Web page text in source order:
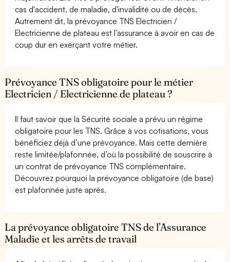
cas d'accident, de maladie, d'invalidité ou de décès.
Autrement dit, la prévoyance TNS Electricien /
Electricienne de plateau est l’assurance à avoir en cas de
coup dur en exerçant votre métier.
Prévoyance TNS obligatoire pour le métier
Electricien / Electricienne de plateau ?
Il faut savoir que la Sécurité sociale a prévu un régime
obligatoire pour les TNS. Grâce à vos cotisations, vous
bénéficiez déjà d’une prévoyance. Mais cette dernière
reste limitée/plafonnée, d’où la possibilité de souscrire à
un contrat de prévoyance TNS complémentaire.
Découvrez pourquoi la prévoyance obligatoire (de base)
est plafonnée juste après.
La prévoyance obligatoire TNS de l’Assurance
Maladie et les arrêts de travail